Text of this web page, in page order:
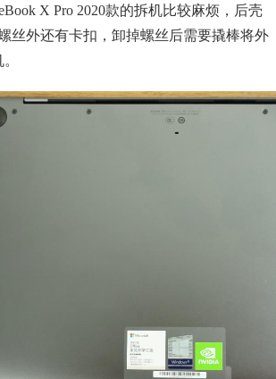
X Pro 2020款的拆机比较麻烦，后壳
丝外还有卡扣，卸掉螺丝后需要撬棒将外